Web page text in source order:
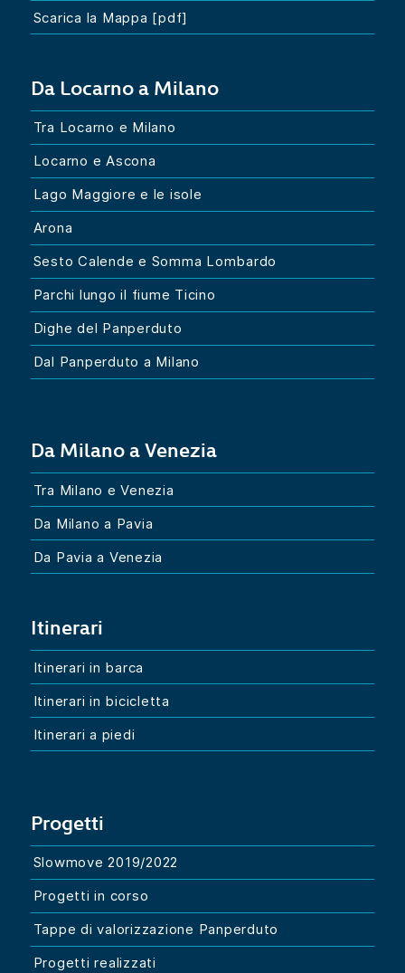
Scarica la Mappa [pdf]
Da Locarno a Milano
Tra Locarno e Milano
Locarno e Ascona
Lago Maggiore e le isole
Arona
Sesto Calende e Somma Lombardo
Parchi lungo il fiume Ticino
Dighe del Panperduto
Dal Panperduto a Milano
Da Milano a Venezia
Tra Milano e Venezia
Da Milano a Pavia
Da Pavia a Venezia
Itinerari
Itinerari in barca
Itinerari in bicicletta
Itinerari a piedi
Progetti
Slowmove 2019/2022
Progetti in corso
Tappe di valorizzazione Panperduto
Progetti realizzati